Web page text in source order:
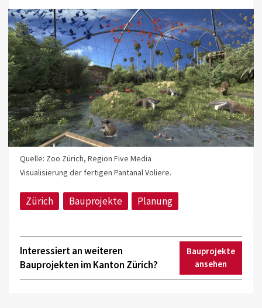
Quelle: Zoo Zürich, Region Five Media
Visualisierung der fertigen Pantanal Voliere.
Zürich Bauprojekte Planung
Interessiert an weiteren
Bauprojekten im Kanton Zürich?
Bauprojekte
ansehen